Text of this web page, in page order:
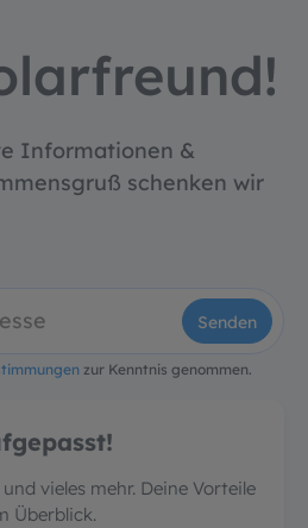
Informationen &
schenken wir
Senden
zur Kenntnis genommen.
vieles mehr. Deine Vorteile
Überblick.